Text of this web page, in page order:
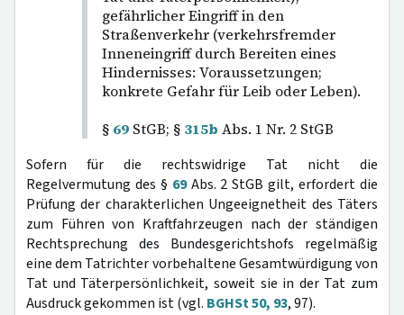
gefährlicher Eingriff in den
Straßenverkehr (verkehrsfremder
Inneneingriff durch Bereiten eines
Hindernisses: Voraussetzungen;
konkrete Gefahr für Leib oder Leben).
§ 69 StGB; § 315b Abs. 1 Nr. 2 StGB
Sofern für die rechtswidrige Tat nicht die
Regelvermutung des § 69Abs. 2 StGB gilt, erfordert die
Prüfung der charakterlichen Ungeeignetheit des Täters
zum Führen von Kraftfahrzeugen nach der ständigen
Rechtsprechung des Bundesgerichtshofs regelmäßig
eine dem Tatrichter vorbehaltene Gesamtwürdigung von
Tat und Täterpersönlichkeit, soweit sie in der Tat zum
Ausdruck gekommen ist (vgl. BGHSt 50, 93, 97).